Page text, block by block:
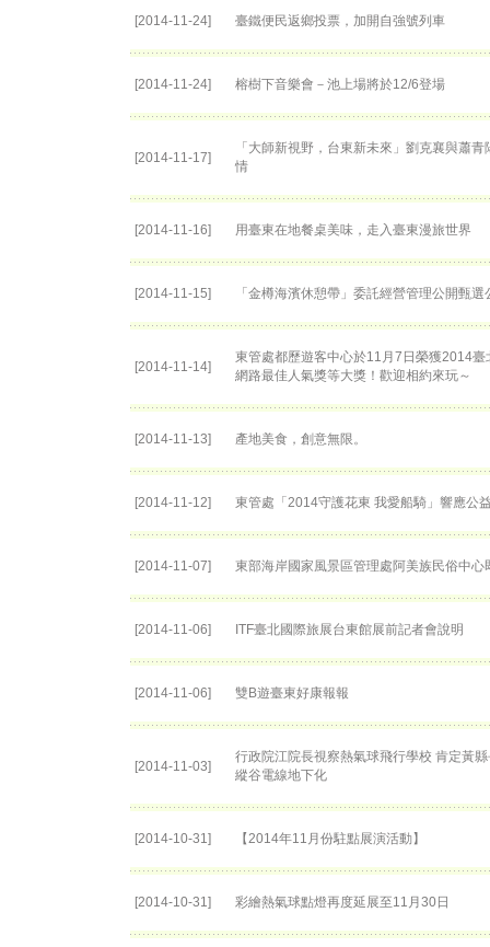
[2014-11-24] 臺鐵便民返鄉投票，加開自強號列車
[2014-11-24] 榕樹下音樂會－池上場將於12/6登場
[2014-11-17]
「大師新視野，台東新未來」劉克襄與蕭
情
[2014-11-16] 用臺東在地餐桌美味，走入臺東漫旅世界
[2014-11-15] 「金樽海濱休憩帶」委託經營管理公開甄選
[2014-11-14]
東管處都歷遊客中心於11月7日榮獲2014
網路最佳人氣獎等大獎！歡迎相約來玩～
[2014-11-13] 產地美食，創意無限。
[2014-11-12] 東管處「2014守護花東 我愛船騎」響應公
[2014-11-07] 東部海岸國家風景區管理處阿美族民俗中
[2014-11-06] ITF臺北國際旅展台東館展前記者會說明
[2014-11-06] 雙B遊臺東好康報報
[2014-11-03]
行政院江院長視察熱氣球飛行學校 肯定黃
縱谷電線地下化
[2014-10-31] 【2014年11月份駐點展演活動】
[2014-10-31] 彩繪熱氣球點燈再度延展至11月30日